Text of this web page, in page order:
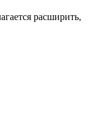
расширить,